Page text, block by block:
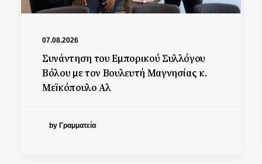
07.08.2026
Συνάντηση του Εμπορικού Συλλόγου
Βόλου με τον Βουλευτή Μαγνησίας κ.
Μεϊκόπουλο Αλ
by Γραμματεία